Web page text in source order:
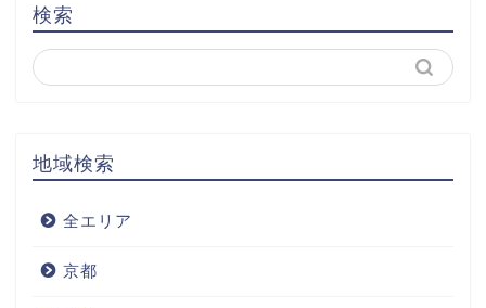
検索
地域検索
全エリア
京都